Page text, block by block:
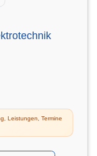
Leistungen, Termine